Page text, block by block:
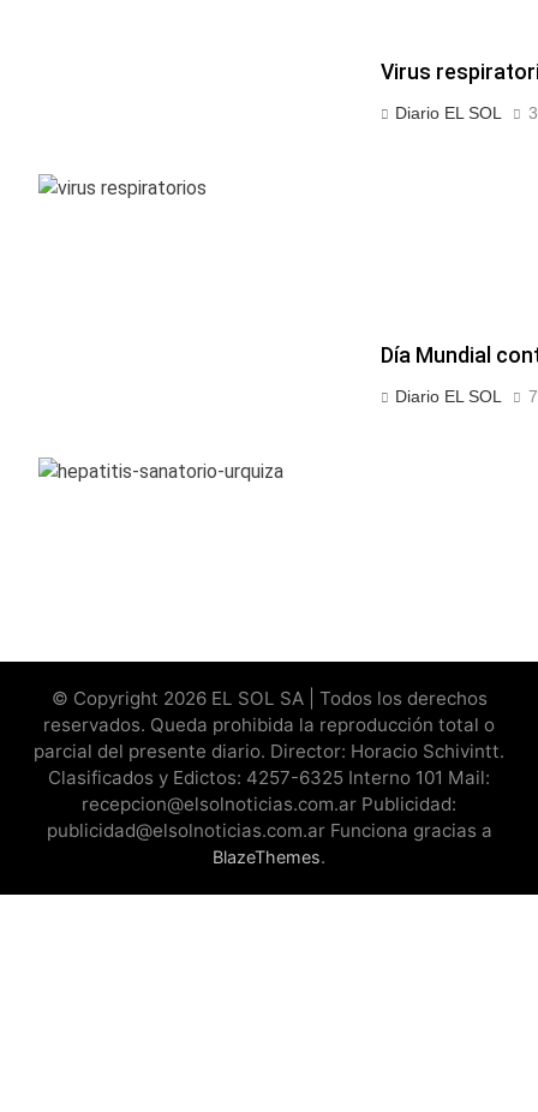
Virus
Diario EL SOL
Día Mundial
Diario EL SOL
© Copyright 2026 EL SOL SA | Todos los derechos
reservados. Queda prohibida la reproducción total o
parcial del presente diario. Director: Horacio Schivintt.
Clasificados y Edictos: 4257-6325 Interno 101 Mail:
recepcion@elsolnoticias.com.ar Publicidad:
publicidad@elsolnoticias.com.ar Funciona gracias a
BlazeThemes.